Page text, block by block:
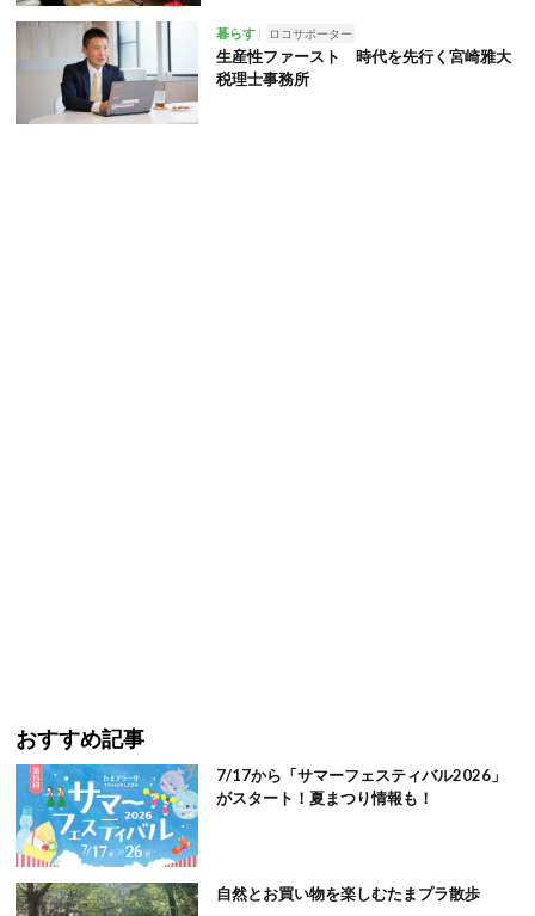
暮らす ロコサポーター
生産性ファースト 時代を先行く宮崎雅大
税理士事務所
おすすめ記事
7/17から「サマーフェスティバル2026」
がスタート！夏まつり情報も！
自然とお買い物を楽しむたまプラ散歩